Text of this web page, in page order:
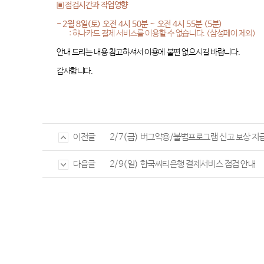
▣ 점검시간과 작업영향
- 2월8일(토)오전4시 50분~ 오전4시55분 (5분)
:하나카드 결제 서비스를 이용할 수 없습니다. (삼성페이 제외)
안내 드리는 내용 참고하셔서 이용에 불편 없으시길 바랍니다.
감사합니다.
이전글 2/7(금) 버그악용/불법프로그램 신고 보상 지
다음글 2/9(일) 한국씨티은행 결제서비스 점검 안내